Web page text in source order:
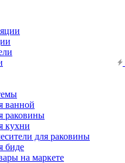
ванной
раковины
кухни
для раковины
биде
на маркете